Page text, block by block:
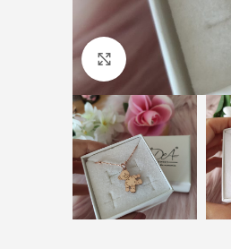
Click to enlarge